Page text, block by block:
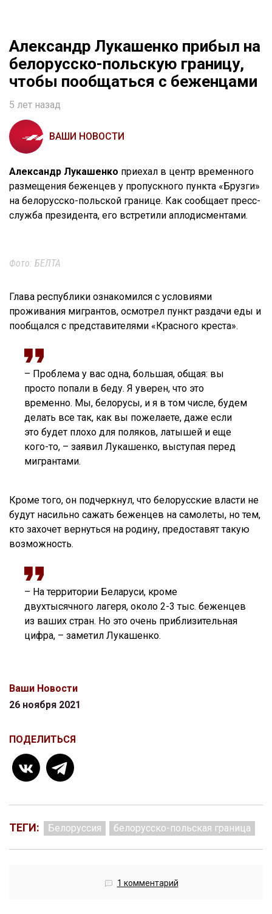
Александр Лукашенко прибыл на
белорусско-польскую границу,
чтобы пообщаться с беженцами
5 лет назад
ВАШИ НОВОСТИ
Александр Лукашенко приехал в центр временного
размещения беженцев у пропускного пункта «Брузги»
на белорусско-польской границе. Как сообщает пресс-
служба президента, его встретили аплодисментами.
Фото: БЕЛТА
Глава республики ознакомился с условиями
проживания мигрантов, осмотрел пункт раздачи еды и
пообщался с представителями «Красного креста».
– Проблема у вас одна, большая, общая: вы
просто попали в беду. Я уверен, что это
временно. Мы, белорусы, и я в том числе, будем
делать все так, как вы пожелаете, даже если
это будет плохо для поляков, латышей и еще
кого-то, – заявил Лукашенко, выступая перед
мигрантами.
Кроме того, он подчеркнул, что белорусские власти не
будут насильно сажать беженцев на самолеты, но тем,
кто захочет вернуться на родину, предоставят такую
возможность.
– На территории Беларуси, кроме
двухтысячного лагеря, около 2-3 тыс. беженцев
из ваших стран. Но это очень приблизительная
цифра, – заметил Лукашенко.
Ваши Новости
26 ноября 2021
ПОДЕЛИТЬСЯ
ТЕГИ: Белоруссия белорусско-польская граница
1 комментарий